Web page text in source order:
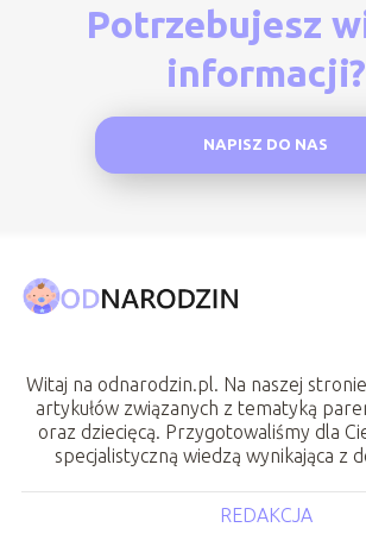
Potrzebujesz
informacji?
NAPISZ DO NAS
Witaj na odnarodzin.pl. Na naszej
artykułów związanych z tematyką
oraz dziecięcą. Przygotowaliśmy dla
specjalistyczną wiedzą wynikająca z
REDAKCJA